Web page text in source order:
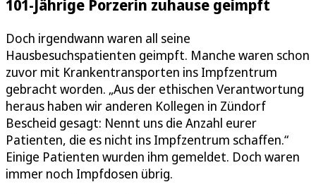
101-Jährige Porzerin zuhause geimpft
Doch irgendwann waren all seine
Hausbesuchspatienten geimpft. Manche waren schon
zuvor mit Krankentransporten ins Impfzentrum
gebracht worden. „Aus der ethischen Verantwortung
heraus haben wir anderen Kollegen in Zündorf
Bescheid gesagt: Nennt uns die Anzahl eurer
Patienten, die es nicht ins Impfzentrum schaffen.“
Einige Patienten wurden ihm gemeldet. Doch waren
immer noch Impfdosen übrig.